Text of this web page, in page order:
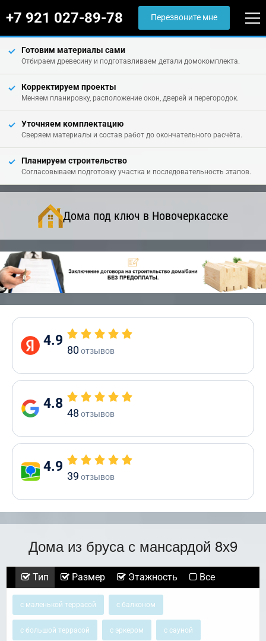
+7 921 027-89-78 Перезвоните мне
Готовим материалы сами
Отбираем древесину и подготавливаем детали домокомплекта.
Корректируем проекты
Меняем планировку, расположение окон, дверей и перегородок.
Уточняем комплектацию
Сверяем материалы и состав работ до окончательного расчёта.
Планируем строительство
Согласовываем подготовку участка и последовательность этапов.
Дома под ключ в Новочеркасске
4.9
80отзывов
4.8
48 отзывов
4.9
39 отзывов
Дома из бруса с мансардой 8х9
Тип Размер Этажность Все
с маленькой террасой с балконом
с большой террасой с эркером с сауной